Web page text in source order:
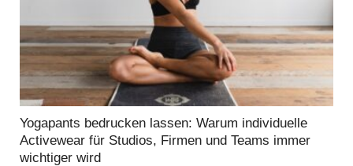
Yogapants bedrucken lassen: Warum individuelle
Activewear für Studios, Firmen und Teams immer
wichtiger wird